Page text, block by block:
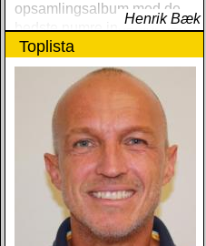
opsamlingsalbum med de
bedste numre indenfor den
populære reggaestil kaldet
one-drop
Henrik Bæk
Toplista